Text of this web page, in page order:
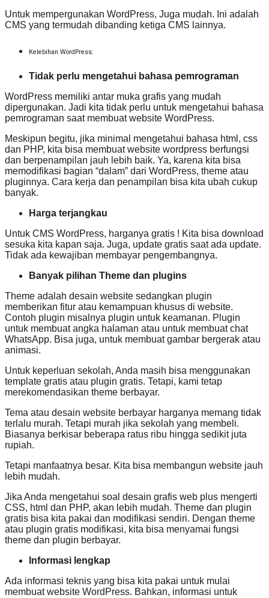
Untuk mempergunakan WordPress, Juga mudah. Ini adalah
CMS yang termudah dibanding ketiga CMS lainnya.
Kelebihan WordPress:
Tidak perlu mengetahui bahasa pemrograman
WordPress memiliki antar muka grafis yang mudah
dipergunakan. Jadi kita tidak perlu untuk mengetahui bahasa
pemrograman saat membuat website WordPress.
Meskipun begitu, jika minimal mengetahui bahasa html, css
dan PHP, kita bisa membuat website wordpress berfungsi
dan berpenampilan jauh lebih baik. Ya, karena kita bisa
memodifikasi bagian “dalam” dari WordPress, theme atau
pluginnya. Cara kerja dan penampilan bisa kita ubah cukup
banyak.
Harga terjangkau
Untuk CMS WordPress, harganya gratis ! Kita bisa download
sesuka kita kapan saja. Juga, update gratis saat ada update.
Tidak ada kewajiban membayar pengembangnya.
Banyak pilihan Theme dan plugins
Theme adalah desain website sedangkan plugin
memberikan fitur atau kemampuan khusus di website.
Contoh plugin misalnya plugin untuk keamanan. Plugin
untuk membuat angka halaman atau untuk membuat chat
WhatsApp. Bisa juga, untuk membuat gambar bergerak atau
animasi.
Untuk keperluan sekolah, Anda masih bisa menggunakan
template gratis atau plugin gratis. Tetapi, kami tetap
merekomendasikan theme berbayar.
Tema atau desain website berbayar harganya memang tidak
terlalu murah. Tetapi murah jika sekolah yang membeli.
Biasanya berkisar beberapa ratus ribu hingga sedikit juta
rupiah.
Tetapi manfaatnya besar. Kita bisa membangun website jauh
lebih mudah.
Jika Anda mengetahui soal desain grafis web plus mengerti
CSS, html dan PHP, akan lebih mudah. Theme dan plugin
gratis bisa kita pakai dan modifikasi sendiri. Dengan theme
atau plugin gratis modifikasi, kita bisa menyamai fungsi
theme dan plugin berbayar.
Informasi lengkap
Ada informasi teknis yang bisa kita pakai untuk mulai
membuat website WordPress. Bahkan, informasi untuk